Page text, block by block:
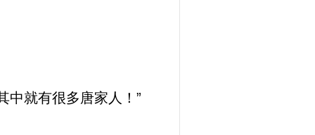
就有很多唐家人！”